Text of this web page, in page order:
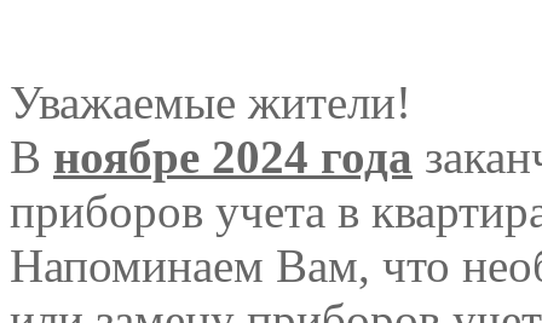
Уважаемые жители!
В ноябре 2024 года
приборов учета в
Напоминаем Вам, что